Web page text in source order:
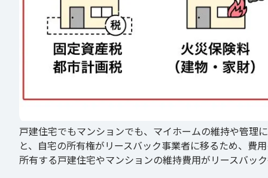
戸建住宅でもマンションでも、マイホームの維持や管理
と、自宅の所有権がリースバック事業者に移るため、費
所有する戸建住宅やマンションの維持費用がリースバッ